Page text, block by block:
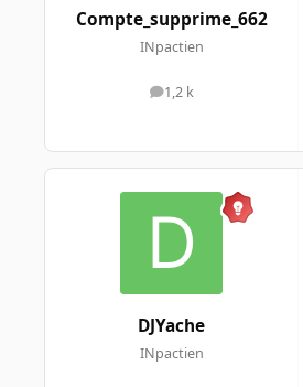
Compte_supprime_662
INpactien
1,2 k
messages
DJYache
INpactien